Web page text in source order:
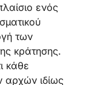
ενός
των
κράτησης.
κάθε
ιδίως